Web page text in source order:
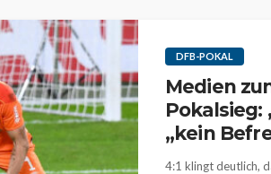
DFB-POKAL
Medien
Pokalsieg:
„kein
4:1 klingt deutlich,